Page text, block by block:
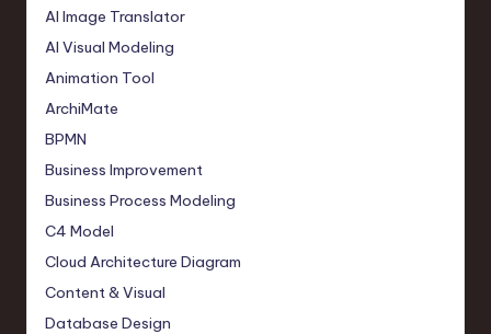
AI Image Translator
AI Visual Modeling
Animation Tool
ArchiMate
BPMN
Business Improvement
Business Process Modeling
C4 Model
Cloud Architecture Diagram
Content & Visual
Database Design